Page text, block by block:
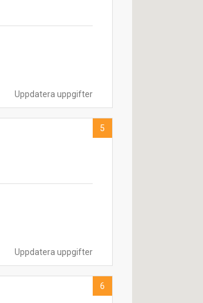
Uppdatera uppgifter
Uppdatera uppgifter
5
6